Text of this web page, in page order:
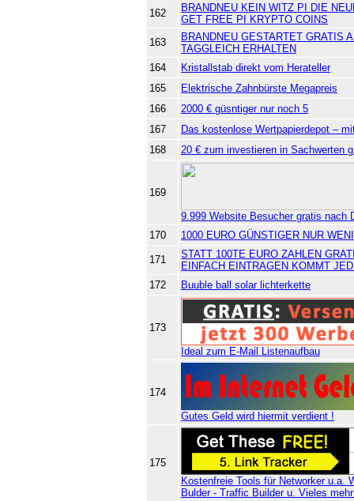
162
BRANDNEU KEIN WITZ PI DIE
GET FREE PI KRYPTO COINS
163
BRANDNEU GESTARTET GRATIS
TAGGLEICH ERHALTEN
164
Kristallstab direkt vom Herateller
165
Elektrische Zahnbürste Megapreis
166
2000 € güsntiger nur noch 5
167
Das kostenlose Wertpapierdepot –
168
20 € zum investieren in Sachwerten
169
9.999 Website Besucher gratis nach
170
1000 EURO GÜNSTIGER NUR
171
STATT 100TE EURO ZAHLEN
EINFACH EINTRAGEN KOMMT
172
Buuble ball solar lichterkette
173
Ideal zum E-Mail Listenaufbau
174
Gutes Geld wird hiermit verdient !
175
Kostenfreie Tools für Networker u.a.
Bulder - Traffic Builder u. Vieles